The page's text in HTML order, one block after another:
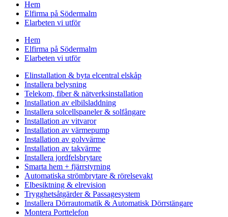
Hem
Elfirma på Södermalm
Elarbeten vi utför
Hem
Elfirma på Södermalm
Elarbeten vi utför
Elinstallation & byta elcentral elskåp
Installera belysning
Telekom, fiber & nätverksinstallation
Installation av elbilsladdning
Installera solcellspaneler & solfångare
Installation av vitvaror
Installation av värmepump
Installation av golvvärme
Installation av takvärme
Installera jordfelsbrytare
Smarta hem + fjärrstyrning
Automatiska strömbrytare & rörelsevakt
Elbesiktning & elrevision
Trygghetsåtgärder & Passagesystem
Installera Dörrautomatik & Automatisk Dörrstängare
Montera Porttelefon